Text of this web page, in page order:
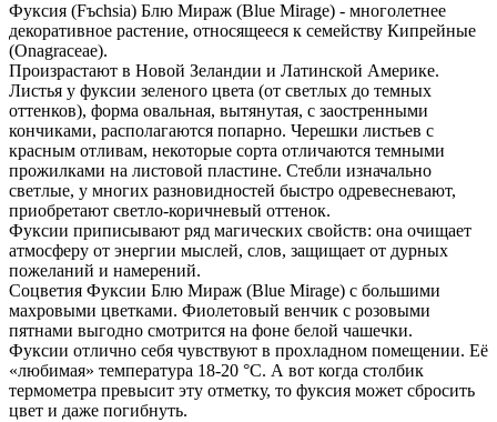
Фуксия (Fъchsia) Блю Мираж (Blue Mirage) - многолетнее
декоративное растение, относящееся к семейству Кипрейные
(Onagraceae).
Произрастают в Новой Зеландии и Латинской Америке.
Листья у фуксии зеленого цвета (от светлых до темных
оттенков), форма овальная, вытянутая, с заостренными
кончиками, располагаются попарно. Черешки листьев с
красным отливам, некоторые сорта отличаются темными
прожилками на листовой пластине. Стебли изначально
светлые, у многих разновидностей быстро одревесневают,
приобретают светло-коричневый оттенок.
Фуксии приписывают ряд магических свойств: она очищает
атмосферу от энергии мыслей, слов, защищает от дурных
пожеланий и намерений.
Соцветия Фуксии Блю Мираж (Blue Mirage) с большими
махровыми цветками. Фиолетовый венчик с розовыми
пятнами выгодно смотрится на фоне белой чашечки.
Фуксии отлично себя чувствуют в прохладном помещении. Её
«любимая» температура 18-20 °С. А вот когда столбик
термометра превысит эту отметку, то фуксия может сбросить
цвет и даже погибнуть.